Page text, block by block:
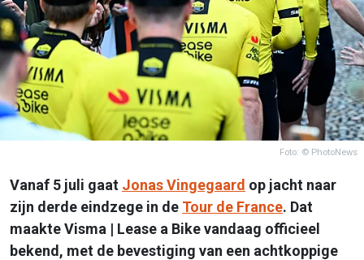
Foto: © PhotoNews
Vanaf 5 juli gaat Jonas Vingegaard op jacht naar
zijn derde eindzege in de Tour de France. Dat
maakte Visma | Lease a Bike vandaag officieel
bekend, met de bevestiging van een achtkoppige